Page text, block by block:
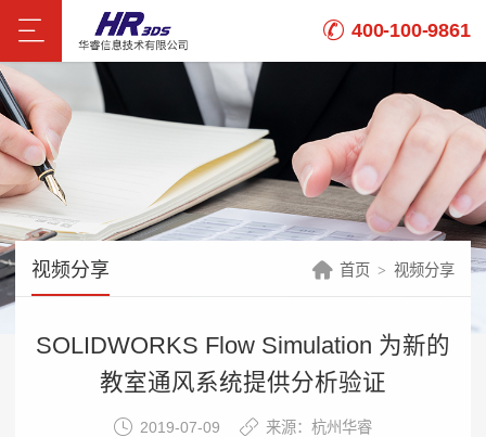
400-100-9861
视频分享 首页 视频分享
SOLIDWORKS Flow Simulation 为新的
教室通风系统提供分析验证
2019-07-09
来源：杭州华睿